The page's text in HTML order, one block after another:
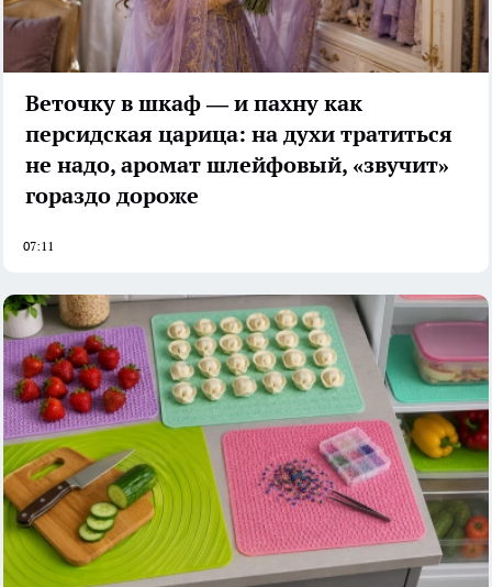
Веточку в шкаф — и пахну как
персидская царица: на духи тратиться
не надо, аромат шлейфовый, «звучит»
гораздо дороже
07:11